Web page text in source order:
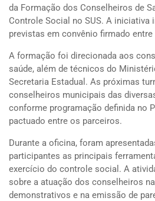
da Formação dos Conselheiros de
Controle Social no SUS. A iniciativa
previstas em convênio firmado
A formação foi direcionada aos
saúde, além de técnicos do
Secretaria Estadual. As próximas
conselheiros municipais das
conforme programação definida no
pactuado entre os parceiros.
Durante a oficina, foram
participantes as principais
exercício do controle social. A
sobre a atuação dos conselheiros
demonstrativos e na emissão de